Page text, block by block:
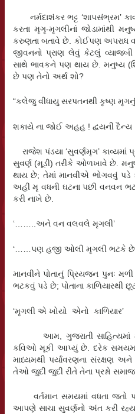
નર્મદાશંકર ભટ્ટ ‘શાપસંભ્રમ’
કરતા મૃગૃ-મૃગલીનાં જોડામાંથી
કરુણતા બતાવે છે. કોઈપણ અપરાધ
જીવનનો પ્રાણ લેવું કેટલું વ્યાજબી
સાથે ભાવકને પણ થાય છે. મનુષ્ય
છે પણ તેનો અર્થ શો?
“કલેજુ વીંધાયુ સરપતનથી કૃષ્ણ
શકાયે ના જોઈ અહહ ! દ્વયની દૈન્ય
રાજેશ પંડયા ‘સુવર્ણમૃગ’ કાવ્યમાં
સુવર્ણ (મૂડી) તરીકે ઓળખાવે છે.
થાય છે; તેમાં માનવીએ ભોગવવું પડે
અહીં મૃ વધની ઘટના પછી વનવન
કરી નાખે છે.
‘……..અને વન વલવલે મૃગલી’
‘……પણ હજી ઓલી મૃગલી ભટકે છે
માનવીને પોતાનું પ્રિયજન પુનઃ
ભટકવું પડે છે; પોતાના કાળિયારથી
‘મૃગલી એ ખોયો એનો કાળિયાર’
આમ, ગુજરાતી સાહિત્યમાં
કવિઓ મૂકી આપ્યું છે. દરેક સમયમાં
માધ્યમથી પર્યાવરણના સંરક્ષણ
તેઓ જુદી જુદી રીતે તેના પ્રશ્નો
વર્તમાન સમયમાં વધતા જતો
આપણે સાચા સુવર્ણનો અંત કરી